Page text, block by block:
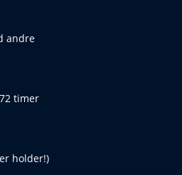
andre
timer
holder!)